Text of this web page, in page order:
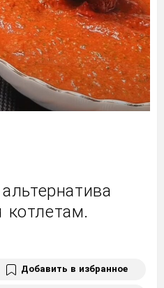
Добавить в избранное